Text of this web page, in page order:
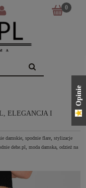
ELEGANCJA I
damskie, spodnie flare, stylizacje
dehe.pl, moda damska, odzież na
Opinie